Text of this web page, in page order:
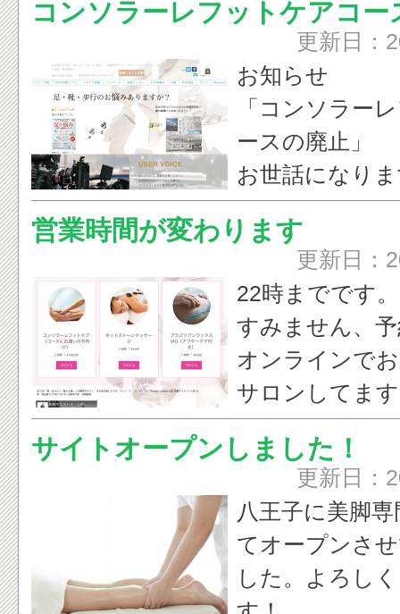
【シェア希望♪
ゴマブックス
ュガープラス
にぎる♪ゲンコ
ジャマでゴロ
来る美脚マッ
が発売されま
それに伴い6月
定でキャンペ
す♪
よかったら見
ませ♪♪♪応援
にぎる♪ゲンコ
ジャマでゴロ
来る美脚マッ
キャンペーン
ジャマでゴロ
来る美脚マッ
が発売されま
それに伴い6月
定でキャンペ
す♪
よかったら見
ませ♪♪♪応援
にぎる♪ゲンコ
ジャマでゴロ
来る美脚マッ
キャンペーン
https://
コンソラーレフットケアコー
更新日：
お知らせ
「コンソラー
ースの廃止」
お世話になり
この度、長く
だきましたコ
トケアを廃止
した。
ひとりひとり
ご提供して欲
提供する「パ
ン」に刷新し
今後とも、末
できましたら
サロン・ド・
http://
営業時間が変わります
更新日：
22時までです。
すみません、
オンラインで
サロンしてま
のかわからな
http://
サイトオープンしました！
更新日：
八王子に美脚
てオープンさ
した。よろし